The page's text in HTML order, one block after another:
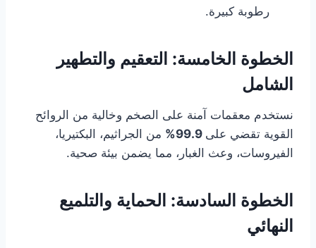
رطوبة كبيرة.
الخطوة الخامسة: التعقيم والتطهير
الشامل
نستخدم معقمات آمنة على الصخم وخالية من الروائح
القوية تقضي على99.9%
من الجراثيم، البكتيريا،
الفيروسات، وعث الغبار، مما يضمن بيئة صحية.
الخطوة السادسة: الحماية والتلميع
النهائي